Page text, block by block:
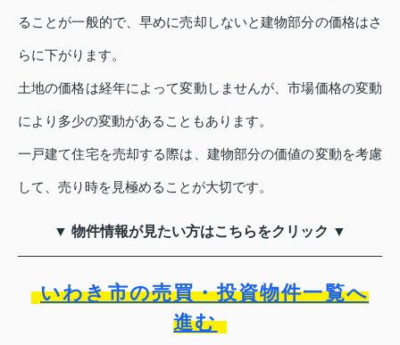
ることが一般的で、早めに売却しないと建物部分の価格はさ
らに下がります。
土地の価格は経年によって変動しませんが、市場価格の変動
により多少の変動があることもあります。
一戸建て住宅を売却する際は、建物部分の価値の変動を考慮
して、売り時を見極めることが大切です。
▼ 物件情報が見たい方はこちらをクリック ▼
いわき市の売買・投資物件一覧へ
進む